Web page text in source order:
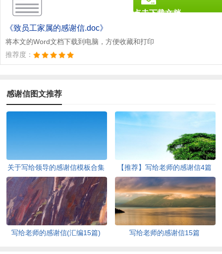
《致员工家属的感谢信.doc》
将本文的Word文档下载到电脑，方便收藏和打印
推荐度：
点击下载文档
感谢信图文推荐
关于写给领导的感谢信模板合集
8篇
【推荐】写给老师的感谢信4篇
写给老师的感谢信(汇编15篇) 写给老师的感谢信15篇